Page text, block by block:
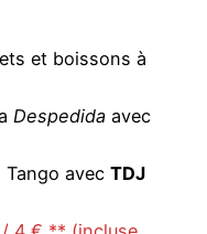
et boissons à
Despedida avec
Tango avec TDJ